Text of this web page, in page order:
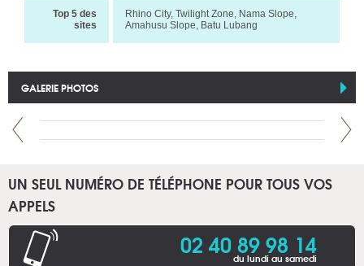
Top 5 des
sites
Rhino City, Twilight Zone, Nama Slope,
Amahusu Slope, Batu Lubang
GALERIE PHOTOS
UN SEUL NUMÉRO DE TÉLÉPHONE POUR TOUS VOS
APPELS
02 40 89 98 14
du lundi au samedi